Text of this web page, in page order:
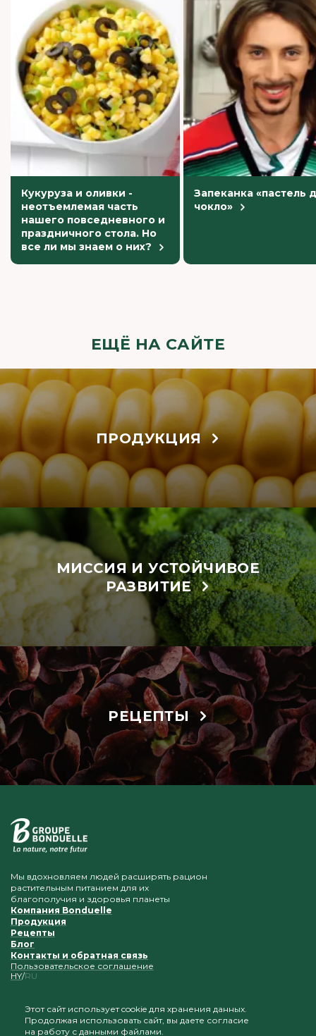
Кукуруза и оливки -
неотъемлемая часть
нашего повседневного и
праздничного стола. Но
все ли мы знаем о них?
Запеканка «пастель
чокло»
ЕЩЁ НА САЙТЕ
ПРОДУКЦИЯ
МИССИЯ И УСТОЙЧИВОЕ
РАЗВИТИЕ
РЕЦЕПТЫ
Мы вдохновляем людей расширять рацион
растительным питанием для их
благополучия и здоровья планеты
Компания Bonduelle
Продукция
Рецепты
Блог
Контакты и обратная связь
Пользовательское соглашение
HY RU
Приветствуется копирование и размещение
Этот сайт использует cookie для хранения данных.
Продолжая использовать сайт, вы даете согласие
на работу с данными файлами.